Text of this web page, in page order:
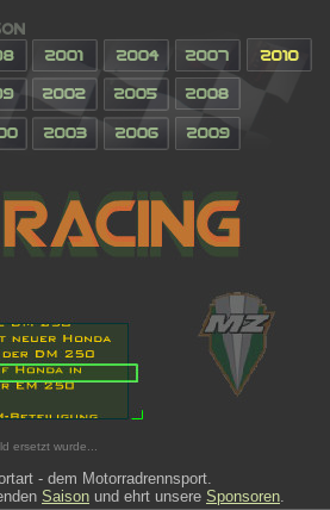
ersetzt wurde...
- dem Motorradrennsport.
Saison und ehrt unsere Sponsoren.